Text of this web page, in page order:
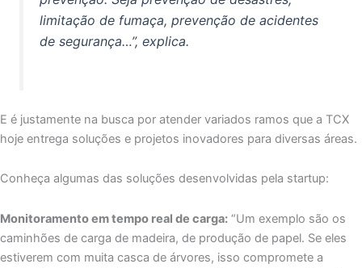
limitação de fumaça, prevenção de acidentes
de segurança…”, explica.
E é justamente na busca por atender variados ramos que a TCX
hoje entrega soluções e projetos inovadores para diversas áreas.
Conheça algumas das soluções desenvolvidas pela startup:
Monitoramento em tempo real de carga: “Um exemplo são os
caminhões de carga de madeira, de produção de papel. Se eles
estiverem com muita casca de árvores, isso compromete a